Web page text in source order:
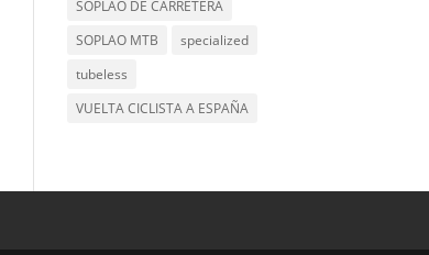
SOPLAO DE CARRETERA
SOPLAO MTB
specialized
tubeless
VUELTA CICLISTA A ESPAÑA